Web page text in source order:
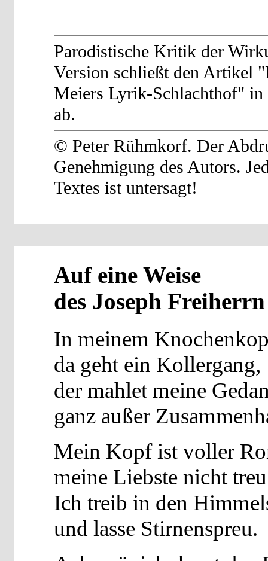
Parodistische Kritik der
Version schließt den Artikel
Meiers Lyrik-Schlachthof" in
ab.
© Peter Rühmkorf. Der
Genehmigung des Autors.
Textes ist untersagt!
Auf eine Weise
des Joseph
In meinem
da geht ein Kollergang,
der mahlet meine
ganz außer
Mein Kopf ist voller
meine Liebste nicht
Ich treib in den
und lasse Stirnenspreu.